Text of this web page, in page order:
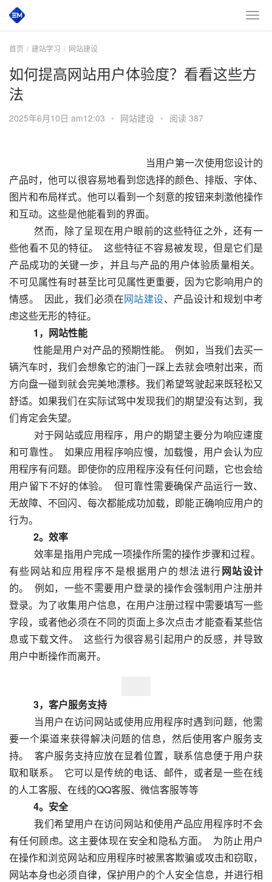
首页 建站学习 网站建设
如何提高网站用户体验度？看看这些方
法
2025年6月10日 am12:03 • 网站建设 • 阅读 387
产品时，他可以很容易地看到您选择的颜色、排版、字体、
图片和布局样式。他可以看到一个刻意的按钮来刺激他操作
和互动。这些是他能看到的界面。
些他看不见的特征。  这些特征不容易被发现，但是它们是
产品成功的关键一步，并且与产品的用户体验质量相关。
不可见属性有时甚至比可见属性更重要，因为它影响用户的
情感。  因此，我们必须在网站建设、产品设计和规划中考
虑这些无形的特征。
1，网站性能
辆汽车时，我们会想象它的油门一踩上去就会喷射出来，而
方向盘一碰到就会完美地漂移。我们希望驾驶起来既轻松又
舒适。如果我们在实际试驾中发现我们的期望没有达到，我
们肯定会失望。
和可靠性。  如果应用程序响应慢，加载慢，用户会认为应
用程序有问题。即使你的应用程序没有任何问题，它也会给
用户留下不好的体验。  但可靠性需要确保产品运行一致、
无故障、不回闪、每次都能成功加载，即能正确响应用户的
行为。
2。效率
有些网站和应用程序不是根据用户的想法进行网站设计
的。  例如，一些不需要用户登录的操作会强制用户注册并
登录。为了收集用户信息，在用户注册过程中需要填写一些
字段，或者他必须在不同的页面上多次点击才能查看某些信
息或下载文件。  这些行为很容易引起用户的反感，并导致
用户中断操作而离开。
3，客户服务支持
要一个渠道来获得解决问题的信息，然后使用客户服务支
持。  客户服务支持应放在显着位置，联系信息便于用户获
取和联系。  它可以是传统的电话、邮件，或者是一些在线
的人工客服、在线的QQ客服、微信客服等等
4。安全
有任何顾虑。这主要体现在安全和隐私方面。  为防止用户
在操作和浏览网站和应用程序时被黑客欺骗或攻击和窃取，
网站本身也必须自律，保护用户的个人安全信息，并进行相